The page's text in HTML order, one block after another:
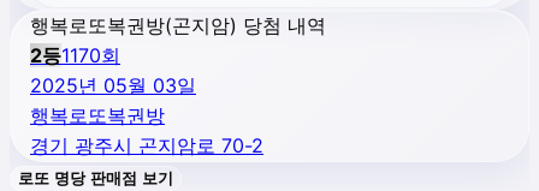
행복로또복권방(곤지암) 당첨 내역
2등1170회
2025년 05월 03일
행복로또복권방
경기 광주시 곤지암로 70-2
로또 명당 판매점 보기